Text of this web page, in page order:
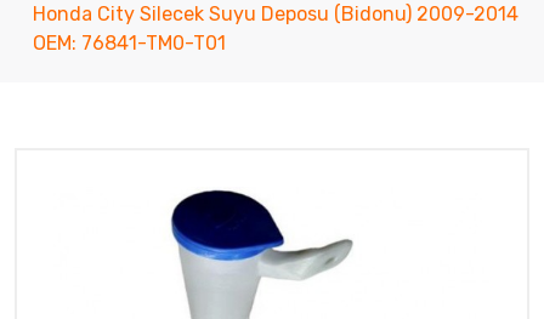
Honda City Silecek Suyu Deposu (Bidonu) 2009-2014
OEM: 76841-TM0-T01